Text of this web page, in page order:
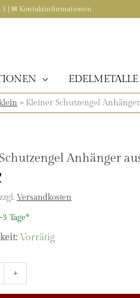
| ✉ Kontaktinformationen
EDELMETALLE
» Kleiner Schutzengel
Anhänger
zzgl. Versandkosten
3 Tage*
Vorrätig
+